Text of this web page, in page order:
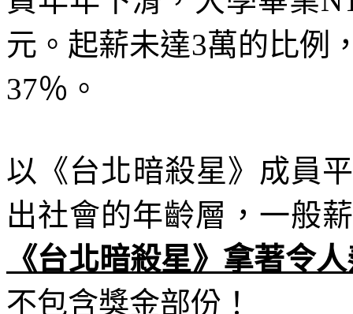
元。起薪未達3萬的比例
37％。
以《台北暗殺星》成員
出社會的年齡層，一般
《台北暗殺星》拿著令
不包含獎金部份！